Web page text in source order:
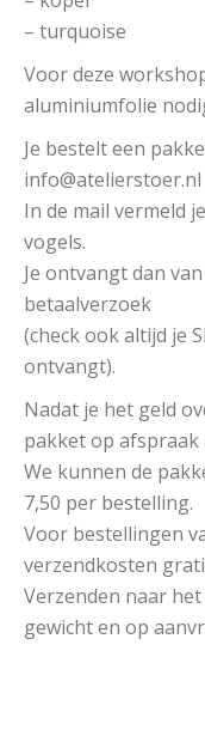
– turquoise
Voor deze
aluminiumfolie
Je bestelt een
info@atelierstoer.nl
In de mail vermeld
vogels.
Je ontvangt dan
betaalverzoek
(check ook altijd je
ontvangt).
Nadat je het geld
pakket op
We kunnen de
7,50 per bestelling.
Voor bestellingen
verzendkosten
Verzenden naar
gewicht en op